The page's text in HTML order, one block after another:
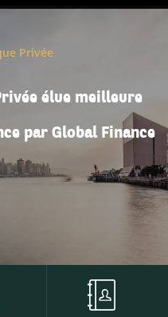
Privée
élue meilleure
par Global Finance